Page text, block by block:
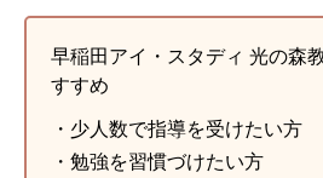
早稲田アイ・スタディ 光の森
すすめ
・少人数で指導を受けたい方
・勉強を習慣づけたい方